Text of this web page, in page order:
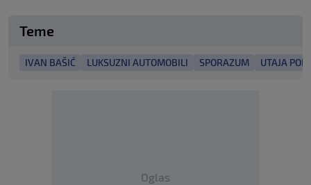
Teme
IVAN BAŠIĆ LUKSUZNI AUTOMOBILI SPORAZUM UTAJA
Oglas